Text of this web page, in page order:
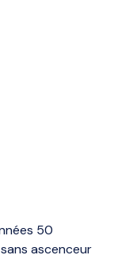
50
ascenceur